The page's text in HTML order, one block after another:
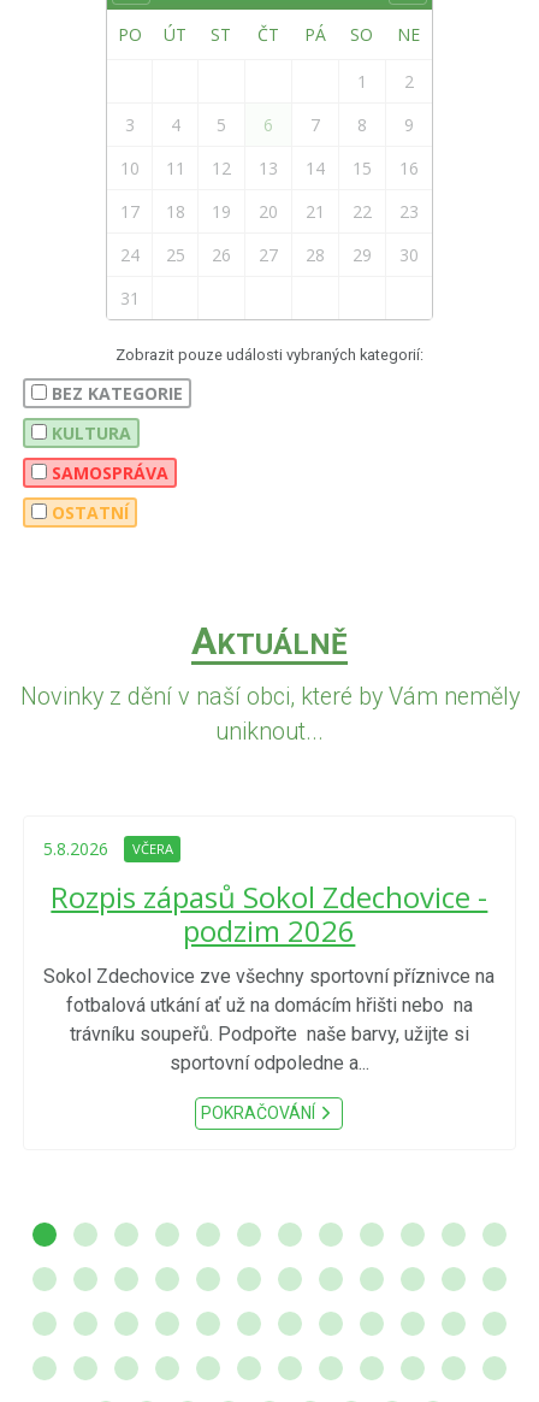
PO ÚT ST ČT PÁ SO NE
1
2
3
4 5 6 7 8
9
10
11 12 13 14 15
16
17
18 19 20 21 22
23
24
25 26 27 28 29
30
31
Zobrazit pouze události vybraných kategorií:
BEZ KATEGORIE
KULTURA
SAMOSPRÁVA
OSTATNÍ
AKTUÁLNĚ
Novinky z dění v naší obci, které by Vám neměly
uniknout...
5.8.2026 VČERA
Rozpis zápasů Sokol Zdechovice -
podzim 2026
Sokol Zdechovice zve všechny sportovní příznivce na
fotbalová utkání ať už na domácím hřišti nebo na
trávníku soupeřů. Podpořte naše barvy, užijte si
sportovní odpoledne a...
POKRAČOVÁNÍ